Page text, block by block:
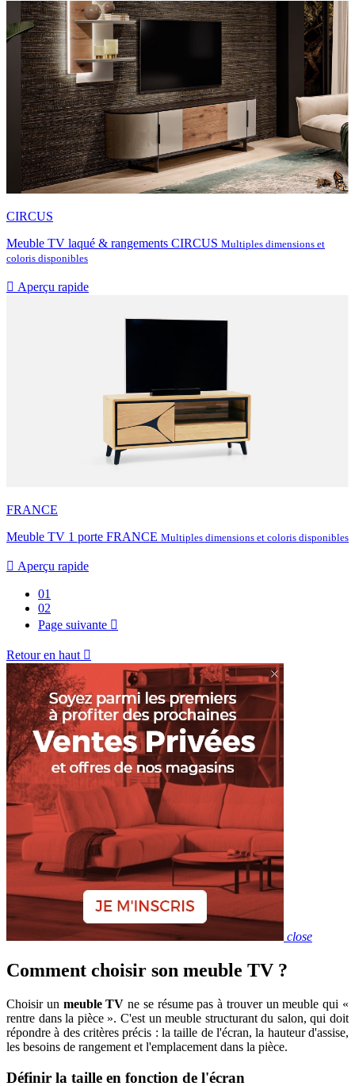
CIRCUS
Meuble TV laqué & rangements CIRCUS Multiples dimensions et
coloris disponibles
 Aperçu rapide
FRANCE
Meuble TV 1 porte FRANCE Multiples dimensions et coloris disponibles
 Aperçu rapide
01
02
Page suivante 
Retour en haut 
close
Comment choisir son meuble TV ?
Choisir un meuble TV ne se résume pas à trouver un meuble qui «
rentre dans la pièce ». C'est un meuble structurant du salon, qui doit
répondre à des critères précis : la taille de l'écran, la hauteur d'assise,
les besoins de rangement et l'emplacement dans la pièce.
Définir la taille en fonction de l'écran